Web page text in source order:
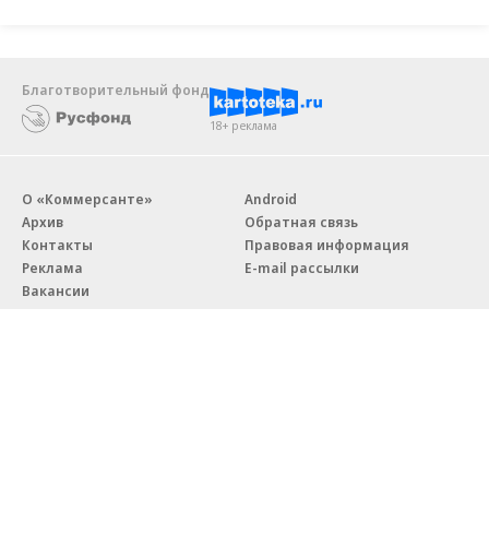
Благотворительный фонд
18+ реклама
О «Коммерсанте»
Архив
Контакты
Реклама
Вакансии
Android
Обратная связь
Правовая информация
E-mail рассылки